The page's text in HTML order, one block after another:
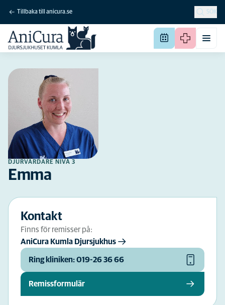
Tillbaka till anicura.se SÖK
DJURVÅRDARE NIVÅ 3
Emma
Kontakt
Finns för remisser på:
AniCura Kumla Djursjukhus
Ring kliniken: 019-26 36 66
Remissformulär